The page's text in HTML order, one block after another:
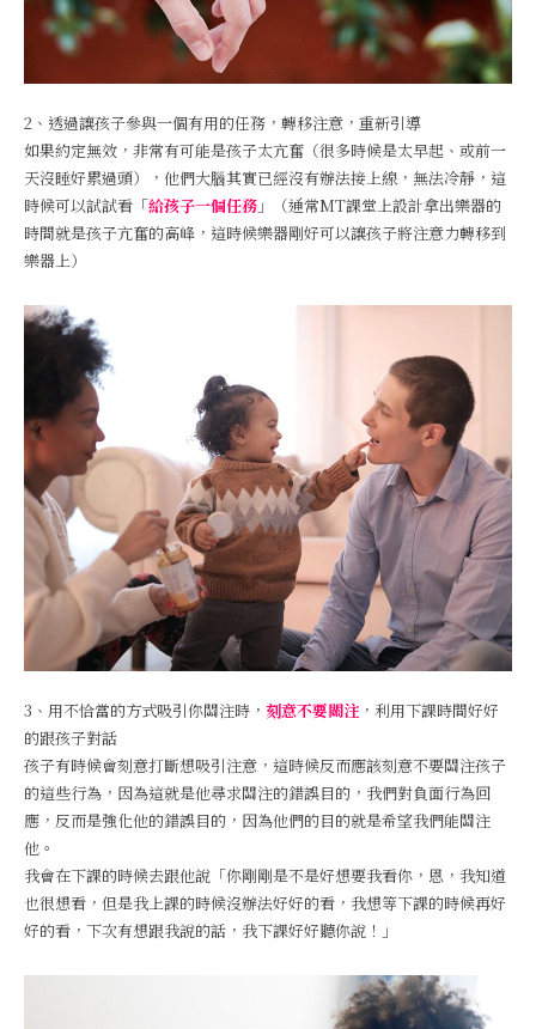
2、透過讓孩子參與一個有用的任務，轉移注意，重新引導
如果約定無效，非常有可能是孩子太亢奮（很多時候是太早起、或前一
天沒睡好累過頭），他們大腦其實已經沒有辦法接上線，無法冷靜，這
時候可以試試看「給孩子一個任務 」（通常MT課堂上設計拿出樂器的
時間就是孩子亢奮的高峰，這時候樂器剛好可以讓孩子將注意力轉移到
樂器上）
3、用不恰當的方式吸引你關注時， 刻意不要關注 ，利用下課時間好好
的跟孩子對話
孩子有時候會刻意打斷想吸引注意，這時候反而應該刻意不要關注孩子
的這些行為，因為這就是他尋求關注的錯誤目的，我們對負面行為回
應，反而是強化他的錯誤目的，因為他們的目的就是希望我們能關注
他。
我會在下課的時候去跟他說「你剛剛是不是好想要我看你，恩，我知道
也很想看，但是我上課的時候沒辦法好好的看，我想等下課的時候再好
好的看，下次有想跟我說的話，我下課好好聽你說！」